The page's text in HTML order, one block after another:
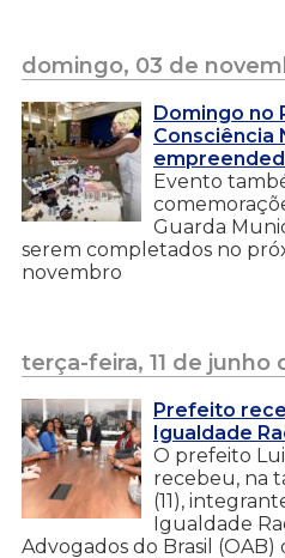
domingo, 03 de
Domingo no
Consciência
Evento
Guarda
serem completados no
novembro
terça-feira, 11 de junho
Prefeito
Igualdade
O prefeito
recebeu, na
(11),
Igualdade
Advogados do Brasil